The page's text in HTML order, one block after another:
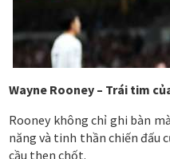
Wayne Rooney – Trái tim
Rooney không chỉ ghi bàn
năng và tinh thần chiến đấu
cầu then chốt.